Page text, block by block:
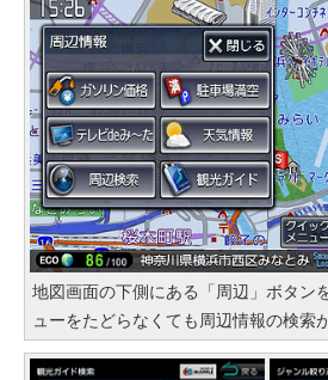
地図画面の下側にある「周辺」ボタン
ューをたどらなくても周辺情報の検索